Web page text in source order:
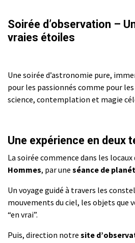
Soirée d’observation –
vraies étoiles
Une soirée d’astronomie pure,
pour les passionnés comme pour
science, contemplation et magie
Une expérience en deux
La soirée commence dans les locaux
Hommes, par une séance de
Un voyage guidé à travers les
mouvements du ciel, les objets que
“en vrai”.
Puis, direction notre site